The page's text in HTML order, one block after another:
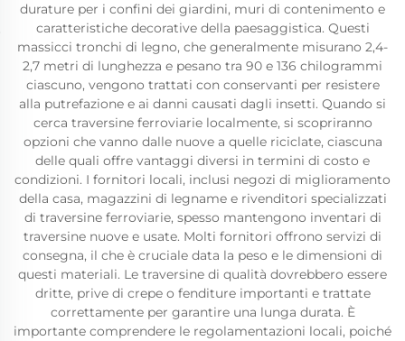
durature per i confini dei giardini, muri di contenimento e
caratteristiche decorative della paesaggistica. Questi
massicci tronchi di legno, che generalmente misurano 2,4-
2,7 metri di lunghezza e pesano tra 90 e 136 chilogrammi
ciascuno, vengono trattati con conservanti per resistere
alla putrefazione e ai danni causati dagli insetti. Quando si
cerca traversine ferroviarie localmente, si scopriranno
opzioni che vanno dalle nuove a quelle riciclate, ciascuna
delle quali offre vantaggi diversi in termini di costo e
condizioni. I fornitori locali, inclusi negozi di miglioramento
della casa, magazzini di legname e rivenditori specializzati
di traversine ferroviarie, spesso mantengono inventari di
traversine nuove e usate. Molti fornitori offrono servizi di
consegna, il che è cruciale data la peso e le dimensioni di
questi materiali. Le traversine di qualità dovrebbero essere
dritte, prive di crepe o fenditure importanti e trattate
correttamente per garantire una lunga durata. È
importante comprendere le regolamentazioni locali, poiché